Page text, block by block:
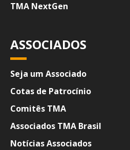
TMA NextGen
ASSOCIADOS
Seja um Associado
Cotas de Patrocínio
Comitês TMA
Associados TMA Brasil
Notícias Associados